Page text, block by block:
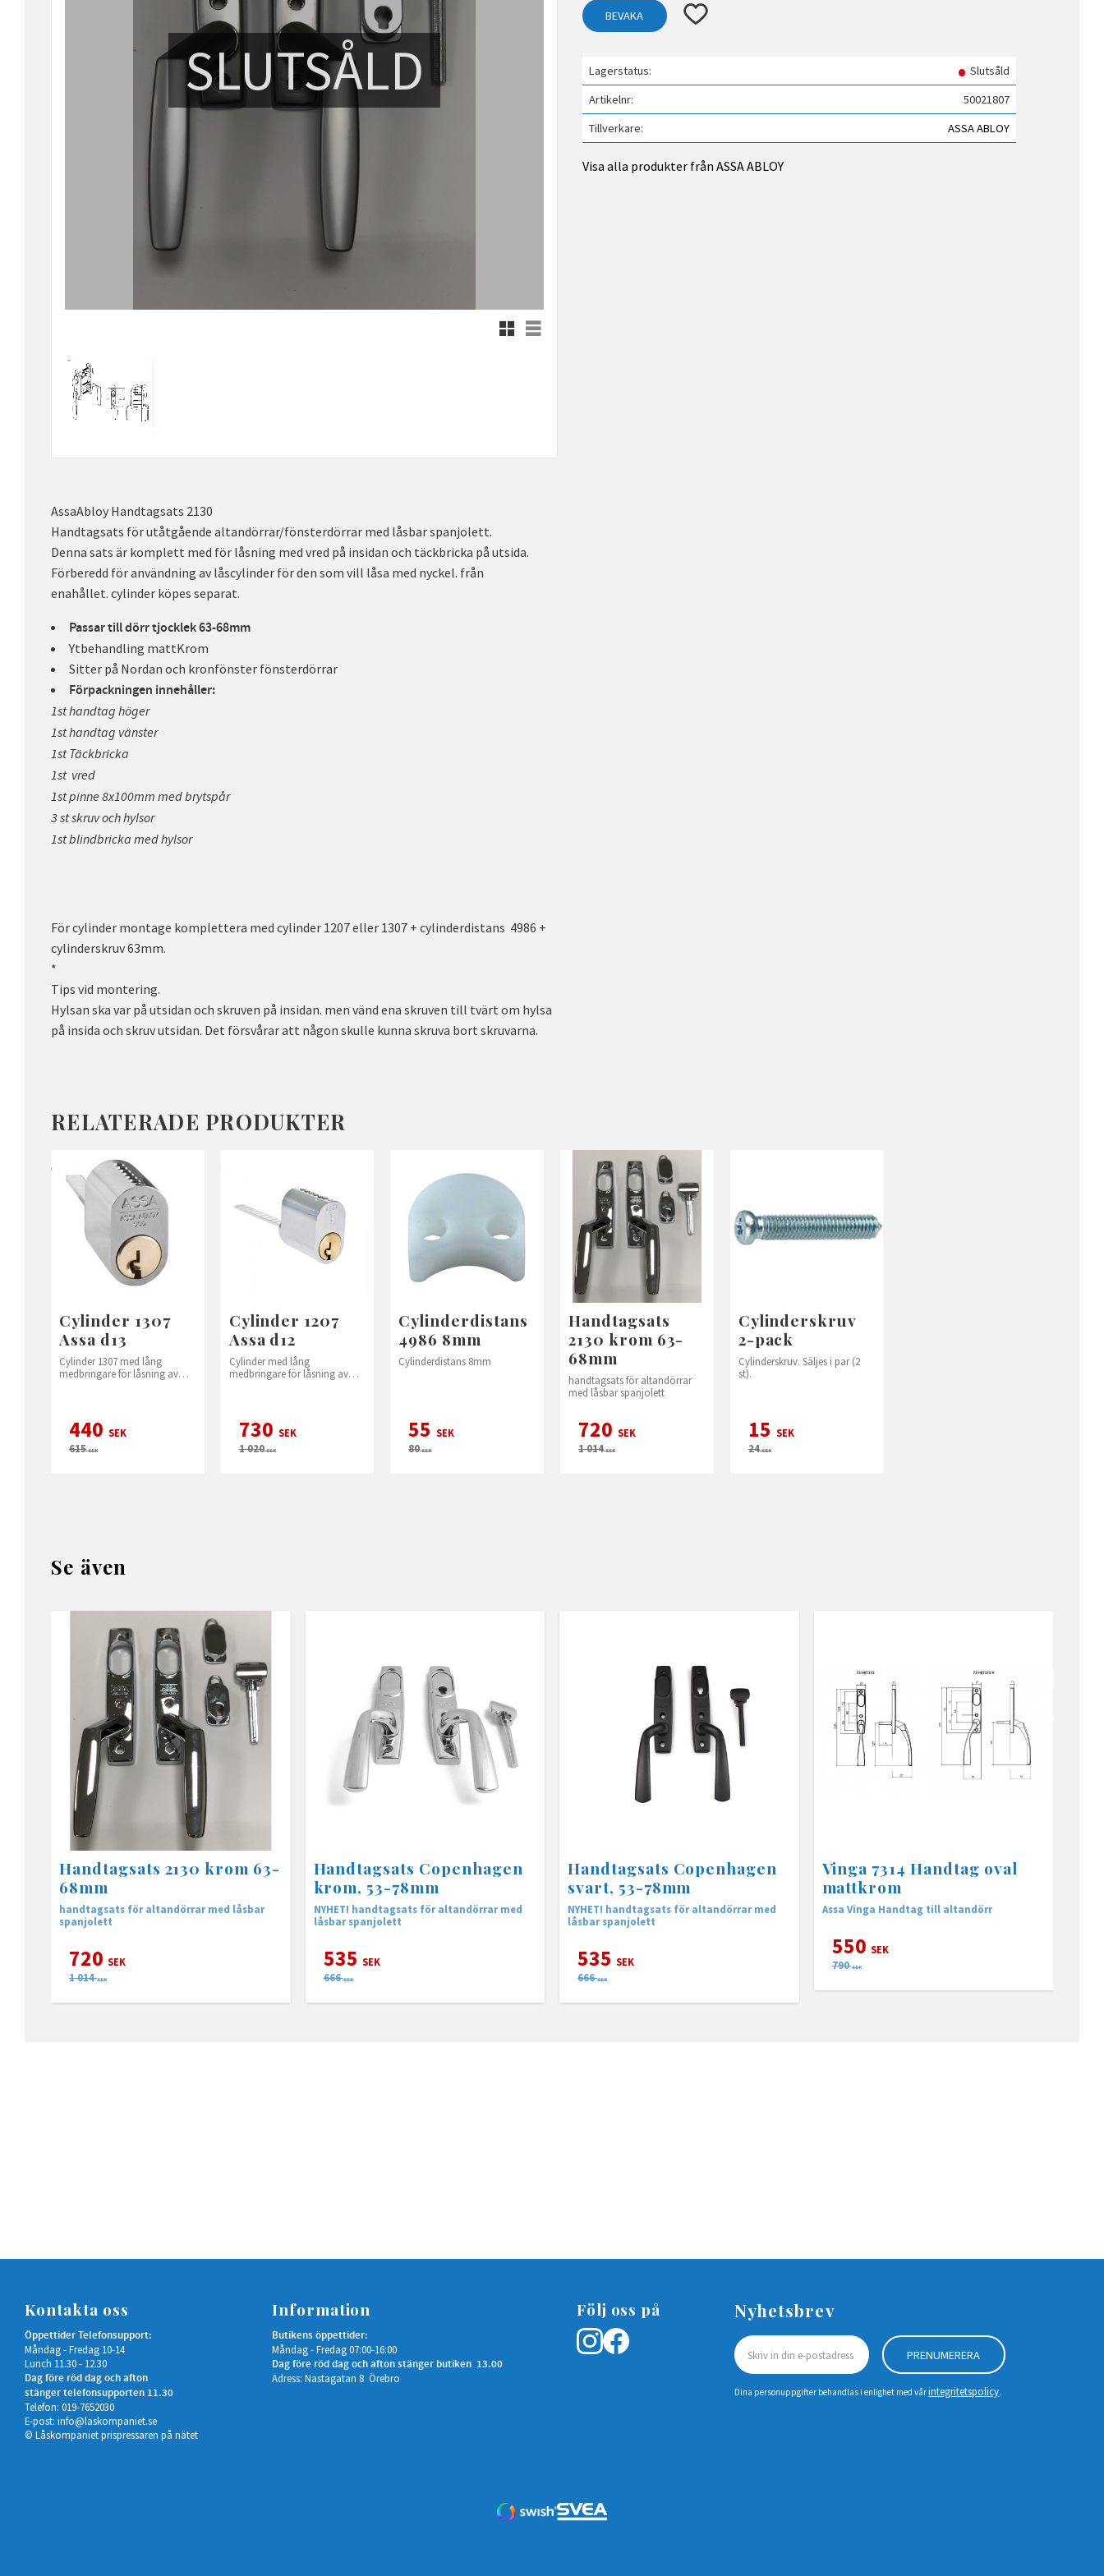
SLUTSÅLD
Rutnätsvy
Listvy
Lägg till i favoriter
BEVAKA
Lagerstatus
Slutsåld
Artikelnr
50021807
Tillverkare
ASSA ABLOY
Visa alla produkter från ASSA ABLOY
AssaAbloy Handtagsats 2130
Handtagsats för utåtgående altandörrar/fönsterdörrar med låsbar spanjolett.
Denna sats är komplett med för låsning med vred på insidan och täckbricka på utsida.
Förberedd för användning av låscylinder för den som vill låsa med nyckel. från
enahållet. cylinder köpes separat.
Passar till dörr tjocklek 63-68mm
Ytbehandling mattKrom
Sitter på Nordan och kronfönster fönsterdörrar
Förpackningen innehåller:
1st handtag höger
1st handtag vänster
1st Täckbricka
1st vred
1st pinne 8x100mm med brytspår
3 st skruv och hylsor
1st blindbricka med hylsor
För cylinder montage komplettera med cylinder 1207 eller 1307 + cylinderdistans 4986 +
cylinderskruv 63mm.
*
Tips vid montering.
Hylsan ska var på utsidan och skruven på insidan. men vänd ena skruven till tvärt om hylsa
på insida och skruv utsidan. Det försvårar att någon skulle kunna skruva bort skruvarna.
RELATERADE PRODUKTER
Cylinder 1307
Assa d13
Cylinder 1307 med lång
medbringare för låsning av
440 SEK
615SEK
Cylinder 1207
Assa d12
Cylinder med lång
medbringare för låsning av
730 SEK
1 020SEK
Cylinderdistans
4986 8mm
Cylinderdistans 8mm
55 SEK
80SEK
Handtagsats
2130 krom 63-
68mm
handtagsats för altandörrar
med låsbar spanjolett
720 SEK
1 014SEK
Cylinderskruv
2-pack
Cylinderskruv. Säljes i par (2
st).
15 SEK
24SEK
Se även
Handtagsats 2130 krom 63-
68mm
handtagsats för altandörrar med låsbar
spanjolett
720 SEK
1 014 SEK
Handtagsats Copenhagen
krom, 53-78mm
NYHET! handtagsats för altandörrar med
låsbar spanjolett
535 SEK
666 SEK
Handtagsats Copenhagen
svart, 53-78mm
NYHET! handtagsats för altandörrar med
låsbar spanjolett
535 SEK
666 SEK
Vinga 7314 Handtag oval
mattkrom
Assa Vinga Handtag till altandörr
550 SEK
790 SEK
Kontakta oss
Öppettider Telefonsupport:
Måndag - Fredag 10-14
Lunch 11.30 - 12.30
Dag före röd dag och afton
stänger telefonsupporten 11.30
Telefon: 019-7652030
E-post: info@laskompaniet.se
© Låskompaniet prispressaren på nätet
Information
Butikens öppettider:
Måndag - Fredag 07:00-16:00
Dag före röd dag och afton stänger butiken 13.00
Adress: Nastagatan 8 Örebro
Följ oss på Nyhetsbrev
PRENUMERERA
Dina personuppgifter behandlas i enlighet med vårintegritetspolicy.